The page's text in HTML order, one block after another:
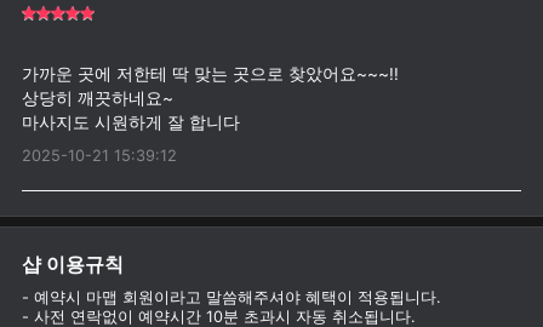
가까운 곳에 저한테 딱 맞는 곳으로 찾았어요~~~!!
상당히 깨끗하네요~
2025-10-21 15:39:12
샵 이용규칙
- 예약시 마맵 회원이라고 말씀해주셔야 혜택이 적용됩니다.
- 사전 연락없이 예약시간 10분 초과시 자동 취소됩니다.